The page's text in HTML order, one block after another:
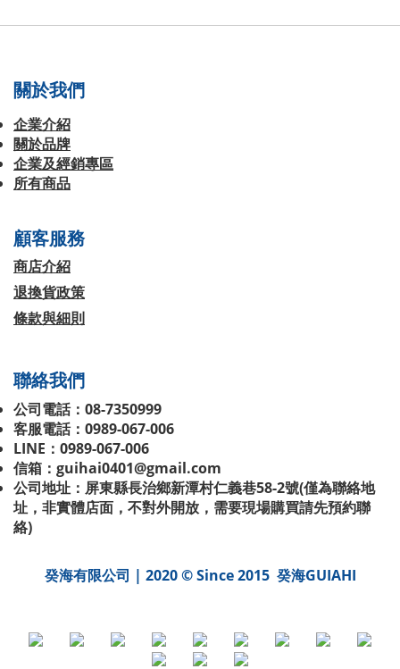
關於我們
企業介紹
關於品牌
企業及經銷專區
所有商品
顧客服務
商店介紹
退換貨政策
條款與細則
聯絡我們
公司電話：08-7350999
客服電話：0989-067-006
LINE：0989-067-006
信箱：guihai0401@gmail.com
公司地址：屏東縣長治鄉新潭村仁義巷58-2號(僅為聯絡地
址，非實體店面，不對外開放，需要現場購買請先預約聯
絡)
癸海有限公司 | 2020 © Since 2015 癸海GUIAHI